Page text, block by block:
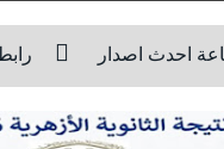
رابط نتيجة الثانوية العامة 2026 الرسمي ظهرت الان